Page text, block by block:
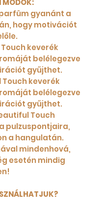
MÓDOK:
gyanánt a
hogy motivációt
keverék
belélegezve
gyűjthet.
Touch keverék
belélegezve
gyűjthet.
Touch
pulzuspontjaira,
a hangulatán.
mindenhová,
esetén mindig